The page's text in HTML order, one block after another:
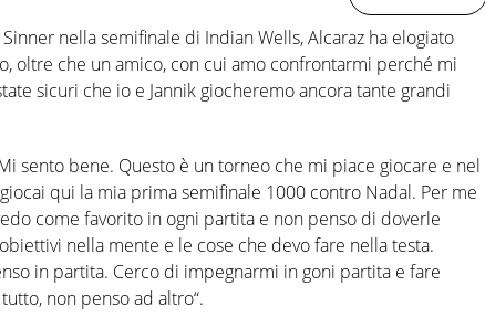
nella semifinale di Indian Wells, Alcaraz ha elogiato
oltre che un amico, con cui amo confrontarmi perché mi
sicuri che io e Jannik giocheremo ancora tante grandi
sento bene. Questo è un torneo che mi piace giocare e nel
qui la mia prima semifinale 1000 contro Nadal. Per me
come favorito in ogni partita e non penso di doverle
nella mente e le cose che devo fare nella testa.
in partita. Cerco di impegnarmi in goni partita e fare
non penso ad altro“.